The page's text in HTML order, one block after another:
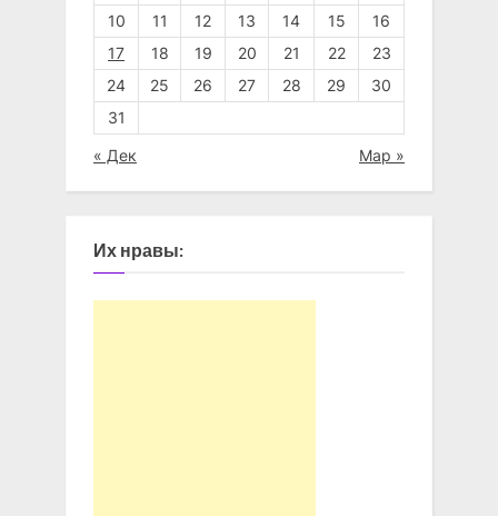
10
11 12 13 14 15
16
17
18 19 20 21 22
23
24
25 26 27 28 29
30
31
« Дек Мар »
Их нравы: